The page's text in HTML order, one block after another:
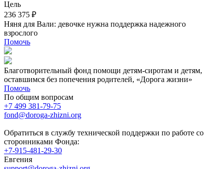
Цель
236 375 ₽
Няня для Вали: девочке нужна поддержка надежного
взрослого
Помочь
Благотворительный фонд помощи детям-сиротам и детям,
оставшимся без попечения родителей, «Дорога жизни»
Помочь
По общим вопросам
+7 499 381-79-75
fond@doroga-zhizni.org
Обратиться в службу технической поддержки по работе со
сторонниками Фонда:
+7-915-481-29-30
Евгения